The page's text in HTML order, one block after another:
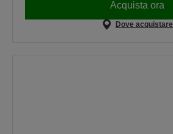
Acquista ora
Dove acquistare